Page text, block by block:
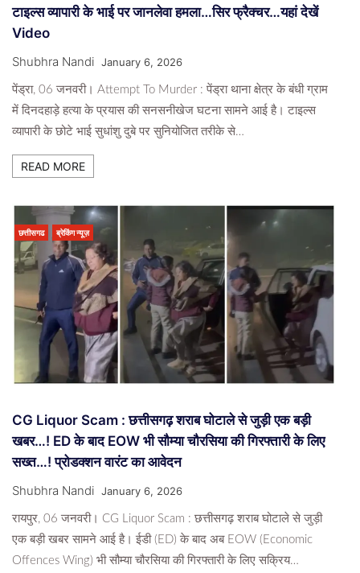
टाइल्स व्यापारी के भाई पर जानलेवा हमला…सिर फ्रैक्चर…यहां देखें
Video
Shubhra Nandi January 6, 2026
पेंड्रा, 06 जनवरी। Attempt To Murder : पेंड्रा थाना क्षेत्र के बंधी ग्राम
में दिनदहाड़े हत्या के प्रयास की सनसनीखेज घटना सामने आई है। टाइल्स
व्यापारी के छोटे भाई सुधांशु दुबे पर सुनियोजित तरीके से…
READ MORE
छत्तीसगढ ब्रेकिंग न्यूज़
CG Liquor Scam : छत्तीसगढ़ शराब घोटाले से जुड़ी एक बड़ी
खबर…! ED के बाद EOW भी सौम्या चौरसिया की गिरफ्तारी के लिए
सख्त…! प्रोडक्शन वारंट का आवेदन
Shubhra Nandi January 6, 2026
रायपुर, 06 जनवरी। CG Liquor Scam : छत्तीसगढ़ शराब घोटाले से जुड़ी
एक बड़ी खबर सामने आई है। ईडी (ED) के बाद अब EOW (Economic
Offences Wing) भी सौम्या चौरसिया की गिरफ्तारी के लिए सक्रिय…